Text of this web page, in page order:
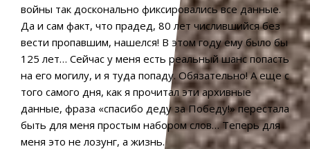
войны так досконально фиксировались все данные.
Да и сам факт, что прадед, 80 лет числившийся без
вести пропавшим, нашелся! В этом году ему было бы
125 лет… Сейчас у меня есть реальный шанс попасть
на его могилу, и я туда попаду. Обязательно! А еще с
того самого дня, как я прочитал эти архивные
данные, фраза «спасибо деду за Победу!» перестала
быть для меня простым набором слов… Теперь для
меня это не лозунг, а жизнь.